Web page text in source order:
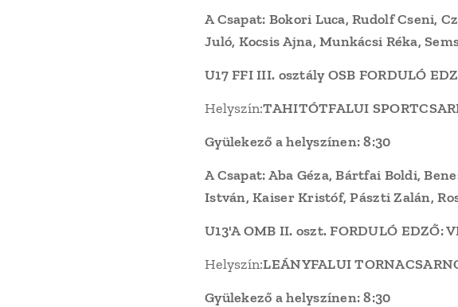
A Csapat: Bokori Luca, Rudolf Cseni,
Juló, Kocsis Ajna, Munkácsi Réka,
U17 FFI III. osztály OSB FORDULÓ
Helyszín:TAHITÓTFALUI
Gyülekező a helyszínen: 8:30
A Csapat: Aba Géza, Bártfai Boldi,
István, Kaiser Kristóf, Pászti Zalán,
U13'A OMB II. oszt. FORDULÓ EDZŐ:
Helyszín:LEÁNYFALUI
Gyülekező a helyszínen: 8:30